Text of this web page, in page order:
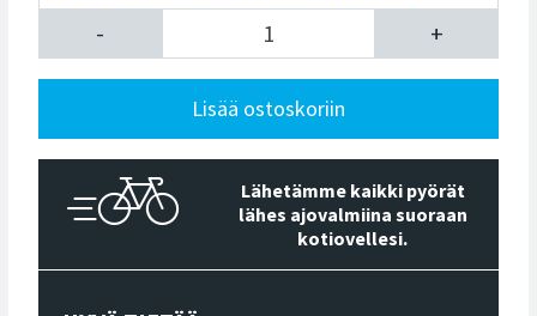
- +
Lisää ostoskoriin
Lähetämme kaikki pyörät
lähes ajovalmiina suoraan
kotiovellesi.